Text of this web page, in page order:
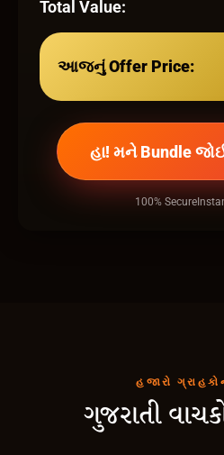
Total Value:
આજનું Offer Price:
હા! મને Bundle
100% Secure
હજારો
ગુજરાતી